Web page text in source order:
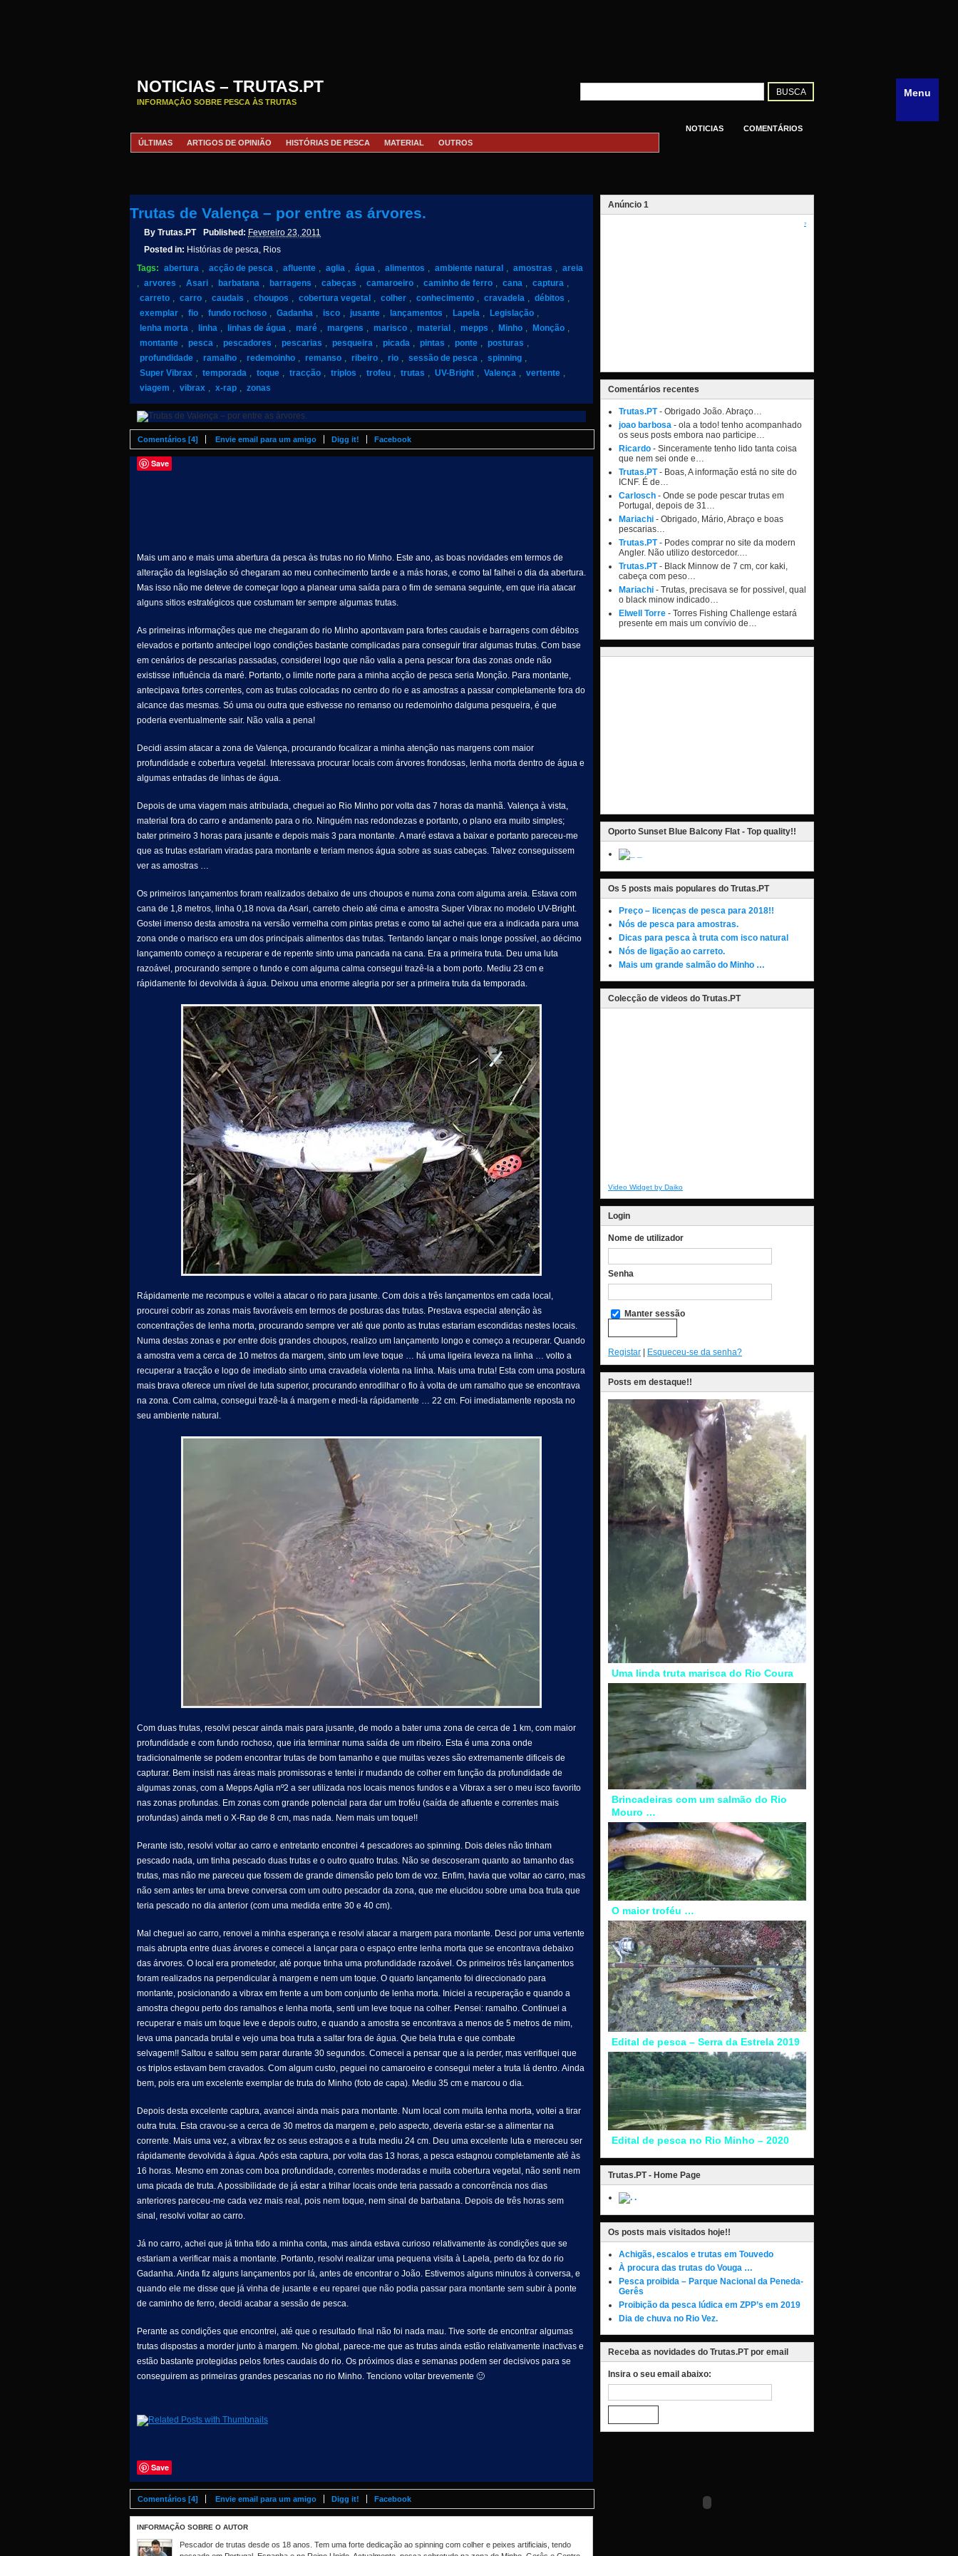
NOTICIAS – TRUTAS.PT
INFORMAÇÃO SOBRE PESCA ÀS TRUTAS
NOTICIAS
COMENTÁRIOS
ÚLTIMAS
ARTIGOS DE OPINIÃO HISTÓRIAS DE PESCA MATERIAL OUTROS
Trutas de Valença – por entre as árvores.
By Trutas.PT Published: Fevereiro 23, 2011
Posted in: Histórias de pesca, Rios
Tags: abertura , acção de pesca , afluente , aglia , água , alimentos , ambiente natural , amostras , areia
, arvores , Asari , barbatana , barragens , cabeças , camaroeiro , caminho de ferro , cana , captura ,
carreto , carro , caudais , choupos , cobertura vegetal , colher , conhecimento , cravadela , débitos ,
exemplar , fio , fundo rochoso , Gadanha , isco , jusante , lançamentos , Lapela , Legislação ,
lenha morta , linha , linhas de água , maré , margens , marisco , material , mepps , Minho , Monção ,
montante , pesca , pescadores , pescarias , pesqueira , picada , pintas , ponte , posturas ,
profundidade , ramalho , redemoinho , remanso , ribeiro , rio , sessão de pesca , spinning ,
Super Vibrax , temporada , toque , tracção , triplos , trofeu , trutas , UV-Bright , Valença , vertente ,
viagem , vibrax , x-rap , zonas
Comentários [4] Envie email para um amigo Digg it! Facebook
Save
Mais um ano e mais uma abertura da pesca às trutas no rio Minho. Este ano, as boas novidades em termos de
alteração da legislação só chegaram ao meu conhecimento tarde e a más horas, e como tal falhei o dia da abertura.
Mas isso não me deteve de começar logo a planear uma saída para o fim de semana seguinte, em que iria atacar
alguns sitios estratégicos que costumam ter sempre algumas trutas.
As primeiras informações que me chegaram do rio Minho apontavam para fortes caudais e barragens com débitos
elevados e portanto antecipei logo condições bastante complicadas para conseguir tirar algumas trutas. Com base
em cenários de pescarias passadas, considerei logo que não valia a pena pescar fora das zonas onde não
existisse influência da maré. Portanto, o limite norte para a minha acção de pesca seria Monção. Para montante,
antecipava fortes correntes, com as trutas colocadas no centro do rio e as amostras a passar completamente fora do
alcance das mesmas. Só uma ou outra que estivesse no remanso ou redemoinho dalguma pesqueira, é que
poderia eventualmente sair. Não valia a pena!
Decidi assim atacar a zona de Valença, procurando focalizar a minha atenção nas margens com maior
profundidade e cobertura vegetal. Interessava procurar locais com árvores frondosas, lenha morta dentro de água e
algumas entradas de linhas de água.
Depois de uma viagem mais atribulada, cheguei ao Rio Minho por volta das 7 horas da manhã. Valença à vista,
material fora do carro e andamento para o rio. Ninguém nas redondezas e portanto, o plano era muito simples;
bater primeiro 3 horas para jusante e depois mais 3 para montante. A maré estava a baixar e portanto pareceu-me
que as trutas estariam viradas para montante e teriam menos água sobre as suas cabeças. Talvez conseguissem
ver as amostras …
Os primeiros lançamentos foram realizados debaixo de uns choupos e numa zona com alguma areia. Estava com
cana de 1,8 metros, linha 0,18 nova da Asari, carreto cheio até cima e amostra Super Vibrax no modelo UV-Bright.
Gostei imenso desta amostra na versão vermelha com pintas pretas e como tal achei que era a indicada para uma
zona onde o marisco era um dos principais alimentos das trutas. Tentando lançar o mais longe possível, ao décimo
lançamento começo a recuperar e de repente sinto uma pancada na cana. Era a primeira truta. Deu uma luta
razoável, procurando sempre o fundo e com alguma calma consegui trazê-la a bom porto. Mediu 23 cm e
rápidamente foi devolvida à água. Deixou uma enorme alegria por ser a primeira truta da temporada.
Rápidamente me recompus e voltei a atacar o rio para jusante. Com dois a três lançamentos em cada local,
procurei cobrir as zonas mais favoráveis em termos de posturas das trutas. Prestava especial atenção às
concentrações de lenha morta, procurando sempre ver até que ponto as trutas estariam escondidas nestes locais.
Numa destas zonas e por entre dois grandes choupos, realizo um lançamento longo e começo a recuperar. Quando
a amostra vem a cerca de 10 metros da margem, sinto um leve toque … há uma ligeira leveza na linha … volto a
recuperar a tracção e logo de imediato sinto uma cravadela violenta na linha. Mais uma truta! Esta com uma postura
mais brava oferece um nível de luta superior, procurando enrodilhar o fio à volta de um ramalho que se encontrava
na zona. Com calma, consegui trazê-la á margem e medi-la rápidamente … 22 cm. Foi imediatamente reposta no
seu ambiente natural.
Com duas trutas, resolvi pescar ainda mais para jusante, de modo a bater uma zona de cerca de 1 km, com maior
profundidade e com fundo rochoso, que iria terminar numa saída de um ribeiro. Esta é uma zona onde
tradicionalmente se podem encontrar trutas de bom tamanho e que muitas vezes são extremamente dificeis de
capturar. Bem insisti nas áreas mais promissoras e tentei ir mudando de colher em função da profundidade de
algumas zonas, com a Mepps Aglia nº2 a ser utilizada nos locais menos fundos e a Vibrax a ser o meu isco favorito
nas zonas profundas. Em zonas com grande potencial para dar um troféu (saída de afluente e correntes mais
profundas) ainda meti o X-Rap de 8 cm, mas nada. Nem mais um toque!!
Perante isto, resolvi voltar ao carro e entretanto encontrei 4 pescadores ao spinning. Dois deles não tinham
pescado nada, um tinha pescado duas trutas e o outro quatro trutas. Não se descoseram quanto ao tamanho das
trutas, mas não me pareceu que fossem de grande dimensão pelo tom de voz. Enfim, havia que voltar ao carro, mas
não sem antes ter uma breve conversa com um outro pescador da zona, que me elucidou sobre uma boa truta que
teria pescado no dia anterior (com uma medida entre 30 e 40 cm).
Mal cheguei ao carro, renovei a minha esperança e resolvi atacar a margem para montante. Desci por uma vertente
mais abrupta entre duas árvores e comecei a lançar para o espaço entre lenha morta que se encontrava debaixo
das árvores. O local era prometedor, até porque tinha uma profundidade razoável. Os primeiros três lançamentos
foram realizados na perpendicular à margem e nem um toque. O quarto lançamento foi direccionado para
montante, posicionando a vibrax em frente a um bom conjunto de lenha morta. Iniciei a recuperação e quando a
amostra chegou perto dos ramalhos e lenha morta, senti um leve toque na colher. Pensei: ramalho. Continuei a
recuperar e mais um toque leve e depois outro, e quando a amostra se encontrava a menos de 5 metros de mim,
leva uma pancada brutal e vejo uma boa truta a saltar fora de água. Que bela truta e que combate
selvagem!! Saltou e saltou sem parar durante 30 segundos. Comecei a pensar que a ia perder, mas verifiquei que
os triplos estavam bem cravados. Com algum custo, peguei no camaroeiro e consegui meter a truta lá dentro. Ainda
bem, pois era um excelente exemplar de truta do Minho (foto de capa). Mediu 35 cm e marcou o dia.
Depois desta excelente captura, avancei ainda mais para montante. Num local com muita lenha morta, voltei a tirar
outra truta. Esta cravou-se a cerca de 30 metros da margem e, pelo aspecto, deveria estar-se a alimentar na
corrente. Mais uma vez, a vibrax fez os seus estragos e a truta mediu 24 cm. Deu uma excelente luta e mereceu ser
rápidamente devolvida à água. Após esta captura, por volta das 13 horas, a pesca estagnou completamente até às
16 horas. Mesmo em zonas com boa profundidade, correntes moderadas e muita cobertura vegetal, não senti nem
uma picada de truta. A possibilidade de já estar a trilhar locais onde teria passado a concorrência nos dias
anteriores pareceu-me cada vez mais real, pois nem toque, nem sinal de barbatana. Depois de três horas sem
sinal, resolvi voltar ao carro.
Já no carro, achei que já tinha tido a minha conta, mas ainda estava curioso relativamente às condições que se
estariam a verificar mais a montante. Portanto, resolvi realizar uma pequena visita à Lapela, perto da foz do rio
Gadanha. Ainda fiz alguns lançamentos por lá, antes de encontrar o João. Estivemos alguns minutos à conversa, e
quando ele me disse que já vinha de jusante e eu reparei que não podia passar para montante sem subir à ponte
de caminho de ferro, decidi acabar a sessão de pesca.
Perante as condições que encontrei, até que o resultado final não foi nada mau. Tive sorte de encontrar algumas
trutas dispostas a morder junto à margem. No global, parece-me que as trutas ainda estão relativamente inactivas e
estão bastante protegidas pelos fortes caudais do rio. Os próximos dias e semanas podem ser decisivos para se
conseguirem as primeiras grandes pescarias no rio Minho. Tenciono voltar brevemente 🙂
Save
Comentários [4] Envie email para um amigo Digg it! Facebook
INFORMAÇÃO SOBRE O AUTOR
Pescador de trutas desde os 18 anos. Tem uma forte dedicação ao spinning com colher e peixes artificiais, tendo
Anúncio 1
?
Comentários recentes
Trutas.PT- Obrigado João. Abraço…
joao barbosa - ola a todo! tenho acompanhado
os seus posts embora nao participe…
Ricardo - Sinceramente tenho lido tanta coisa
que nem sei onde e…
Trutas.PT- Boas, A informação está no site do
ICNF. É de…
Carlosch - Onde se pode pescar trutas em
Portugal, depois de 31…
Mariachi - Obrigado, Mário, Abraço e boas
pescarias…
Trutas.PT- Podes comprar no site da modern
Angler. Não utilizo destorcedor.…
Trutas.PT- Black Minnow de 7 cm, cor kaki,
cabeça com peso…
Mariachi - Trutas, precisava se for possivel, qual
o black minow indicado…
Elwell Torre - Torres Fishing Challenge estará
presente em mais um convívio de…
Oporto Sunset Blue Balcony Flat - Top quality!!
Os 5 posts mais populares do Trutas.PT
Preço – licenças de pesca para 2018!!
Nós de pesca para amostras.
Dicas para pesca à truta com isco natural
Nós de ligação ao carreto.
Mais um grande salmão do Minho …
Colecção de videos do Trutas.PT
Video Widget by Daiko
Login
Nome de utilizador
Senha
Manter sessão
Registar | Esqueceu-se da senha?
Posts em destaque!!
Uma linda truta marisca do Rio Coura
Brincadeiras com um salmão do Rio
Mouro …
O maior troféu …
Edital de pesca – Serra da Estrela 2019
Edital de pesca no Rio Minho – 2020
Trutas.PT - Home Page
.
Os posts mais visitados hoje!!
Achigãs, escalos e trutas em Touvedo
À procura das trutas do Vouga …
Pesca proibida – Parque Nacional da Peneda-
Gerês
Proibição da pesca lúdica em ZPP’s em 2019
Dia de chuva no Rio Vez.
Receba as novidades do Trutas.PT por email
Insira o seu email abaixo:
Menu